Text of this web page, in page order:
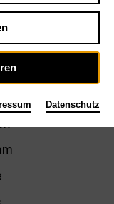
Datenschutz